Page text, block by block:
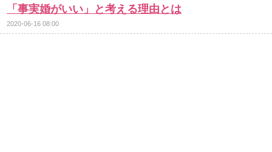
「事実婚がいい」と考える理由とは
2020-06-16 08:00